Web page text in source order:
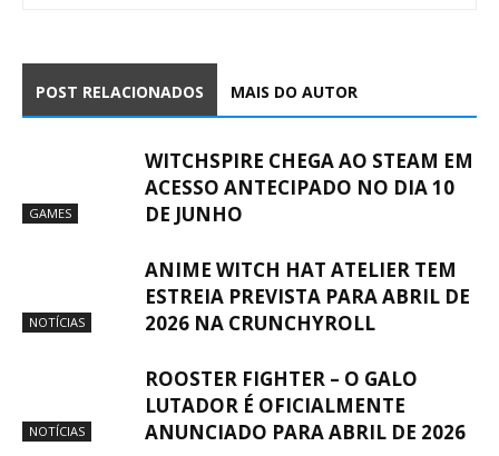
POST RELACIONADOS MAIS DO AUTOR
GAMES
WITCHSPIRE CHEGA AO STEAM EM
ACESSO ANTECIPADO NO DIA 10
DE JUNHO
NOTÍCIAS
ANIME WITCH HAT ATELIER TEM
ESTREIA PREVISTA PARA ABRIL DE
2026 NA CRUNCHYROLL
NOTÍCIAS
ROOSTER FIGHTER – O GALO
LUTADOR É OFICIALMENTE
ANUNCIADO PARA ABRIL DE 2026